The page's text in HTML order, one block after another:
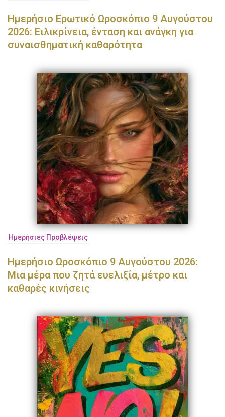
Ημερήσιο Ερωτικό Ωροσκόπιο 9 Αυγούστου
2026: Ειλικρίνεια, ένταση και ανάγκη για
συναισθηματική καθαρότητα
Ημερήσιες Προβλέψεις
Ημερήσιο Ωροσκόπιο 9 Αυγούστου 2026:
Μια μέρα που ζητά ευελιξία, μέτρο και
καθαρές κινήσεις